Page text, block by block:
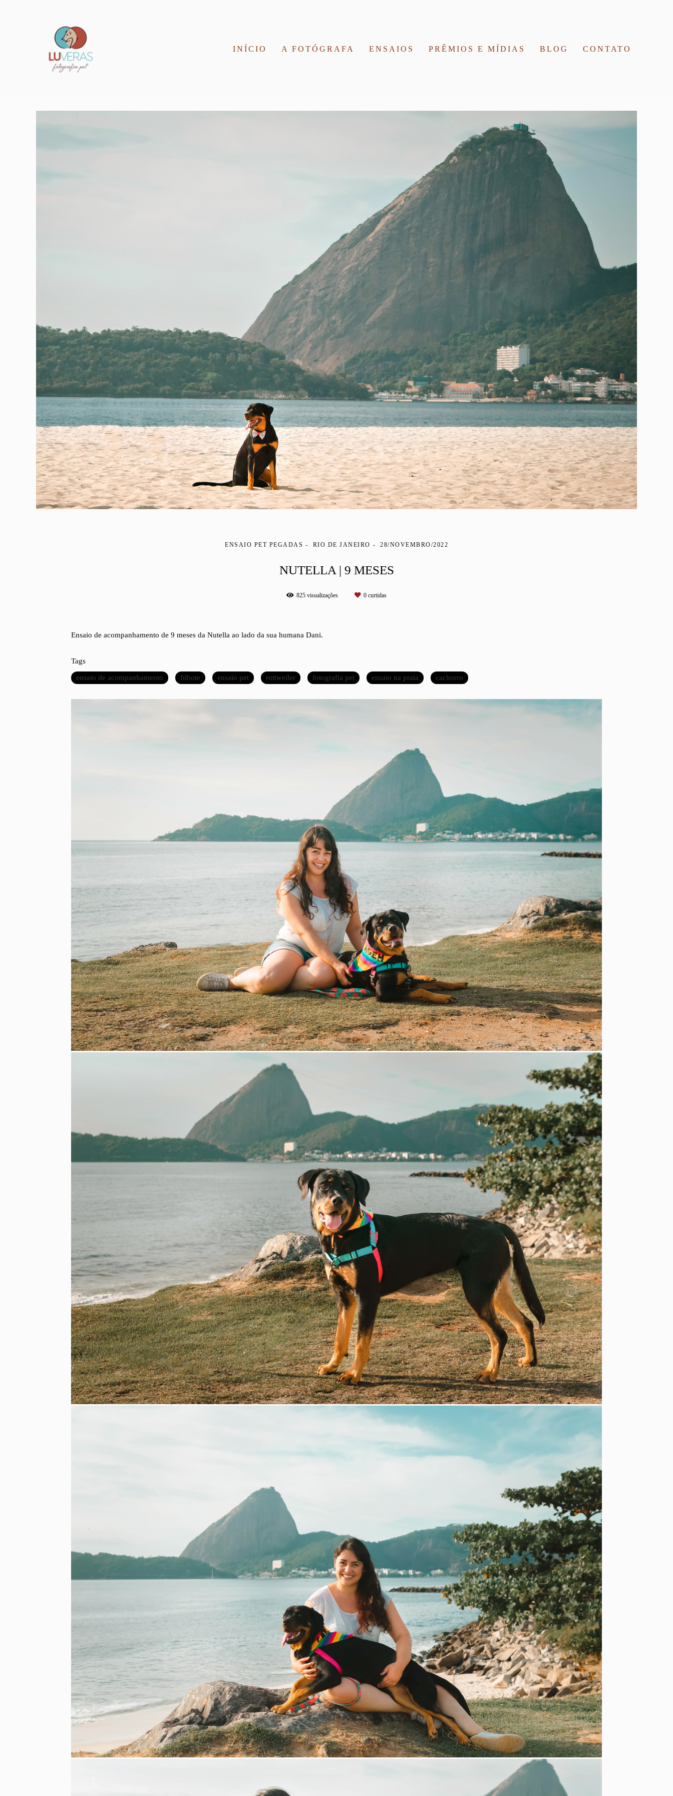
INÍCIO A FOTÓGRAFA ENSAIOS PRÊMIOS E MÍDIAS BLOG CONTATO
ENSAIO PET PEGADAS RIO DE JANEIRO 28/NOVEMBRO/2022
NUTELLA | 9 MESES
825 visualizações 0 curtidas
Ensaio de acompanhamento de 9 meses da Nutella ao lado da sua humana Dani.
Tags
ensaio de acompanhamento filhote ensaio pet rottweiler fotografia pet ensaio na praia cachorro